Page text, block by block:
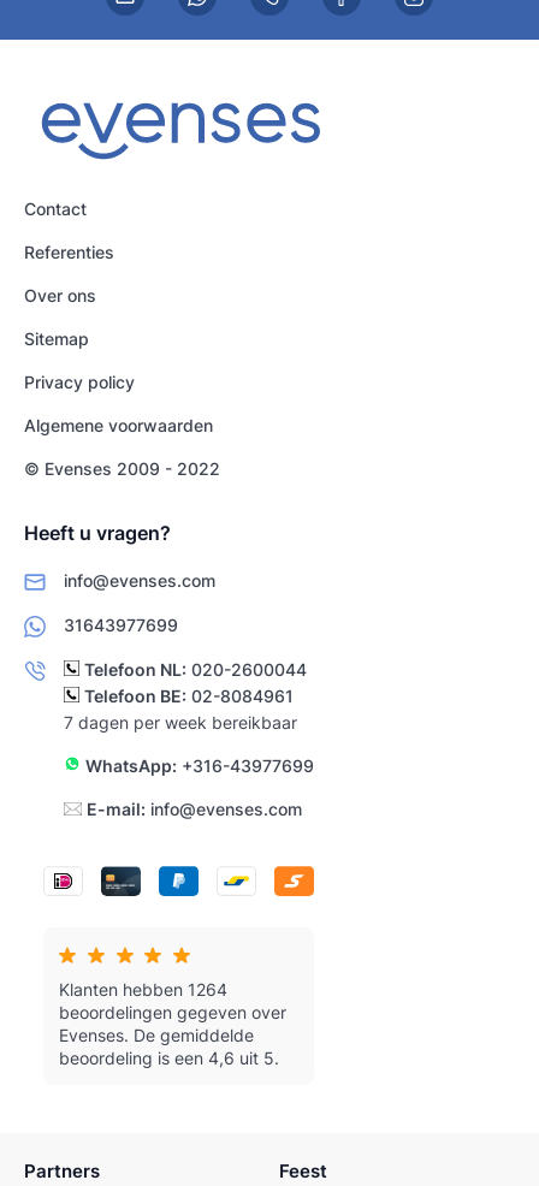
Contact
Referenties
Over ons
Sitemap
Privacy policy
Algemene voorwaarden
© Evenses 2009 - 2022
Heeft u vragen?
info@evenses.com
31643977699
Telefoon NL: 020-2600044
Telefoon BE: 02-8084961
7 dagen per week bereikbaar
WhatsApp: +316-43977699
E-mail: info@evenses.com
Klanten hebben 1264
beoordelingen gegeven over
Evenses. De gemiddelde
beoordeling is een 4,6 uit 5.
Partners Feest